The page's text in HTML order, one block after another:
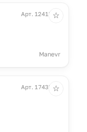
Арт. 12415.44
Manevr
☆
Арт. 17435.30
☆